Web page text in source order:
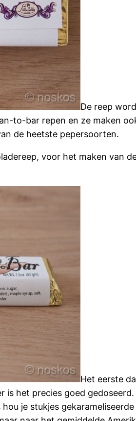
De reep
to-bar repen en ze maken
de heetste pepersoorten.
voor het maken van
Het eerste
is het precies goed
je stukjes